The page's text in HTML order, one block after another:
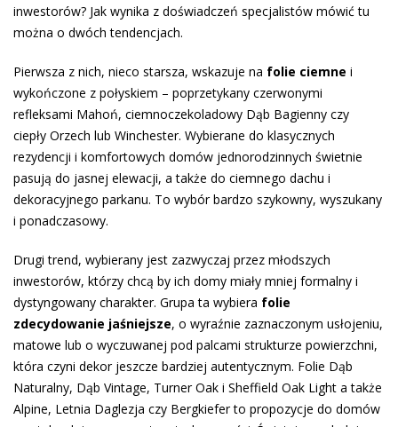
inwestorów? Jak wynika z doświadczeń specjalistów mówić tu
można o dwóch tendencjach.
Pierwsza z nich, nieco starsza, wskazuje na folie ciemne i
wykończone z połyskiem – poprzetykany czerwonymi
refleksami Mahoń, ciemnoczekoladowy Dąb Bagienny czy
ciepły Orzech lub Winchester. Wybierane do klasycznych
rezydencji i komfortowych domów jednorodzinnych świetnie
pasują do jasnej elewacji, a także do ciemnego dachu i
dekoracyjnego parkanu. To wybór bardzo szykowny, wyszukany
i ponadczasowy.
Drugi trend, wybierany jest zazwyczaj przez młodszych
inwestorów, którzy chcą by ich domy miały mniej formalny i
dystyngowany charakter. Grupa ta wybiera folie
zdecydowanie jaśniejsze, o wyraźnie zaznaczonym usłojeniu,
matowe lub o wyczuwanej pod palcami strukturze powierzchni,
która czyni dekor jeszcze bardziej autentycznym. Folie Dąb
Naturalny, Dąb Vintage, Turner Oak i Sheffield Oak Light a także
Alpine, Letnia Daglezja czy Bergkiefer to propozycje do domów